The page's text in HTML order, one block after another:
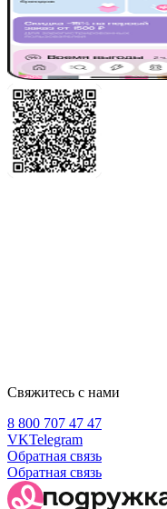
Свяжитесь с нами
8 800 707 47 47
VKTelegram
Обратная связь
Обратная связь